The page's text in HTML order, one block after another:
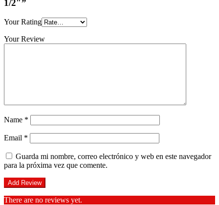
1/2″”
Your Rating
Your Review
Name *
Email *
Guarda mi nombre, correo electrónico y web en este navegador
para la próxima vez que comente.
There are no reviews yet.